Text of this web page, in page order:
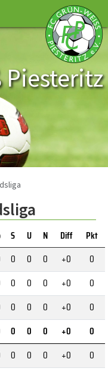
Piesteritz
S U N Diff
Pkt
0 0 0 +0
0
0 0 0 +0
0
0 0 0 +0
0
0 0 0 +0
0
0 0 0 +0
0